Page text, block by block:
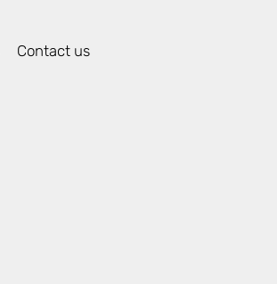
Contact us